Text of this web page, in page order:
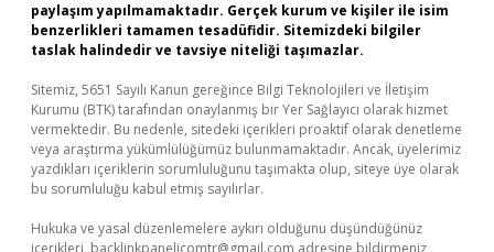
paylaşım yapılmamaktadır. Gerçek kurum ve kişiler ile isim
benzerlikleri tamamen tesadüfidir. Sitemizdeki bilgiler
taslak halindedir ve tavsiye niteliği taşımazlar.
Sitemiz, 5651 Sayılı Kanun gereğince Bilgi Teknolojileri ve İletişim
Kurumu (BTK) tarafından onaylanmış bir Yer Sağlayıcı olarak hizmet
vermektedir. Bu nedenle, sitedeki içerikleri proaktif olarak denetleme
veya araştırma yükümlülüğümüz bulunmamaktadır. Ancak, üyelerimiz
yazdıkları içeriklerin sorumluluğunu taşımakta olup, siteye üye olarak
bu sorumluluğu kabul etmiş sayılırlar.
Hukuka ve yasal düzenlemelere aykırı olduğunu düşündüğünüz
içerikleri, backlinkpanelicomtr@gmail.com adresine bildirmeniz